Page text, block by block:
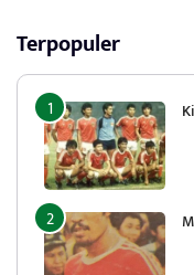
Terpopuler